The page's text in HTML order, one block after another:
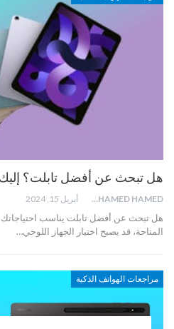
هل تبحث عن أفضل تابلت؟ إليك
MOHAMED HAMED أبريل 15, 2024
المتاحة، قد يصبح اختيار الجهاز اللوحي…
مراجعات الهواتف الذكية